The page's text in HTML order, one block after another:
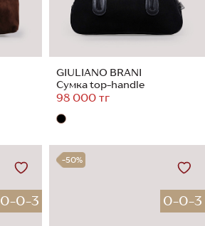
GIULIANO BRANI
Сумка top-handle
98 000 тг
0-0-3
-50%
0-0-3